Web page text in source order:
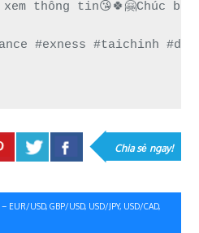
xem thông tin😘🍀🤗Chúc
#exness #taichinh
Chia sẻ ngay!
EUR/USD, GBP/USD, USD/JPY, USD/CAD,